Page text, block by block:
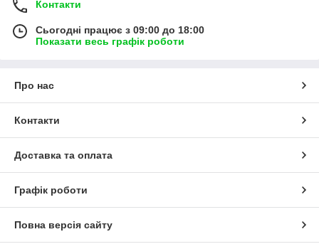
Контакти
Сьогодні працює з 09:00 до 18:00
Показати весь графік роботи
Про нас
Контакти
Доставка та оплата
Графік роботи
Повна версія сайту